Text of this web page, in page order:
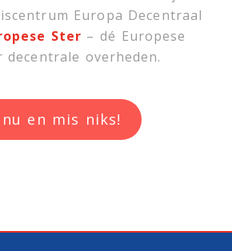
Europa Decentraal
Ster – dé Europese
overheden.
en mis niks!